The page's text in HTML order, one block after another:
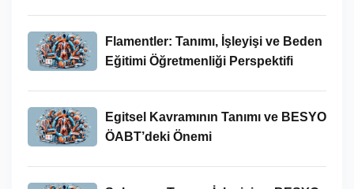
Flamentler: Tanımı, İşleyişi ve Beden
Eğitimi Öğretmenliği Perspektifi
Egitsel Kavramının Tanımı ve BESYO
ÖABT’deki Önemi